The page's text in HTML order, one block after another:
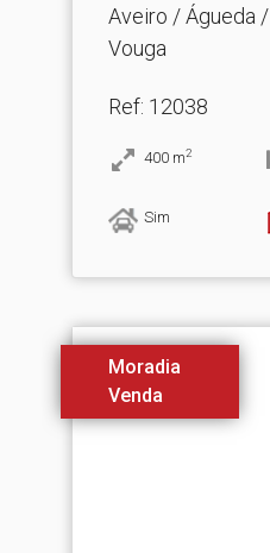
Vouga
Aveiro / Águeda
Vouga
Ref: 12038
400 m2
Sim
Moradia
Venda